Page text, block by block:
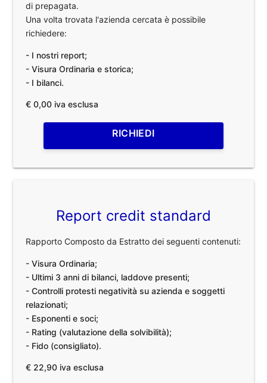
di prepagata.
Una volta trovata l'azienda cercata è possibile
richiedere:
- I nostri report;
- Visura Ordinaria e storica;
- I bilanci.
€ 0,00 iva esclusa
RICHIEDI
Report credit standard
Rapporto Composto da Estratto dei seguenti contenuti:
- Visura Ordinaria;
- Ultimi 3 anni di bilanci, laddove presenti;
- Controlli protesti negatività su azienda e soggetti
relazionati;
- Esponenti e soci;
- Rating (valutazione della solvibilità);
- Fido (consigliato).
€ 22,90 iva esclusa